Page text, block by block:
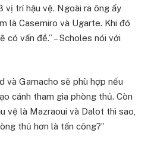
vị trí hậu vệ. Ngoài ra ông ấy
là Casemiro và Ugarte. Khi đó
có vấn đề.” – Scholes nói với
và Garnacho sẽ phù hợp nếu
cánh tham gia phòng thủ. Còn
vệ là Mazraoui và Dalot thì sao,
thủ hơn là tấn công?”